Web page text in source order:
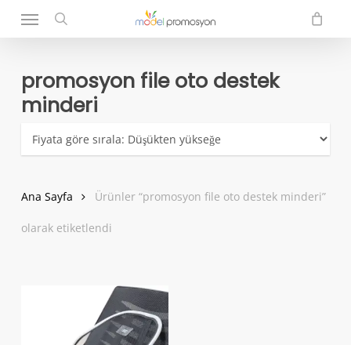
search
Menu
promosyon file oto destek
minderi
Ana Sayfa Ürünler “promosyon file oto destek minderi”
olarak etiketlendi